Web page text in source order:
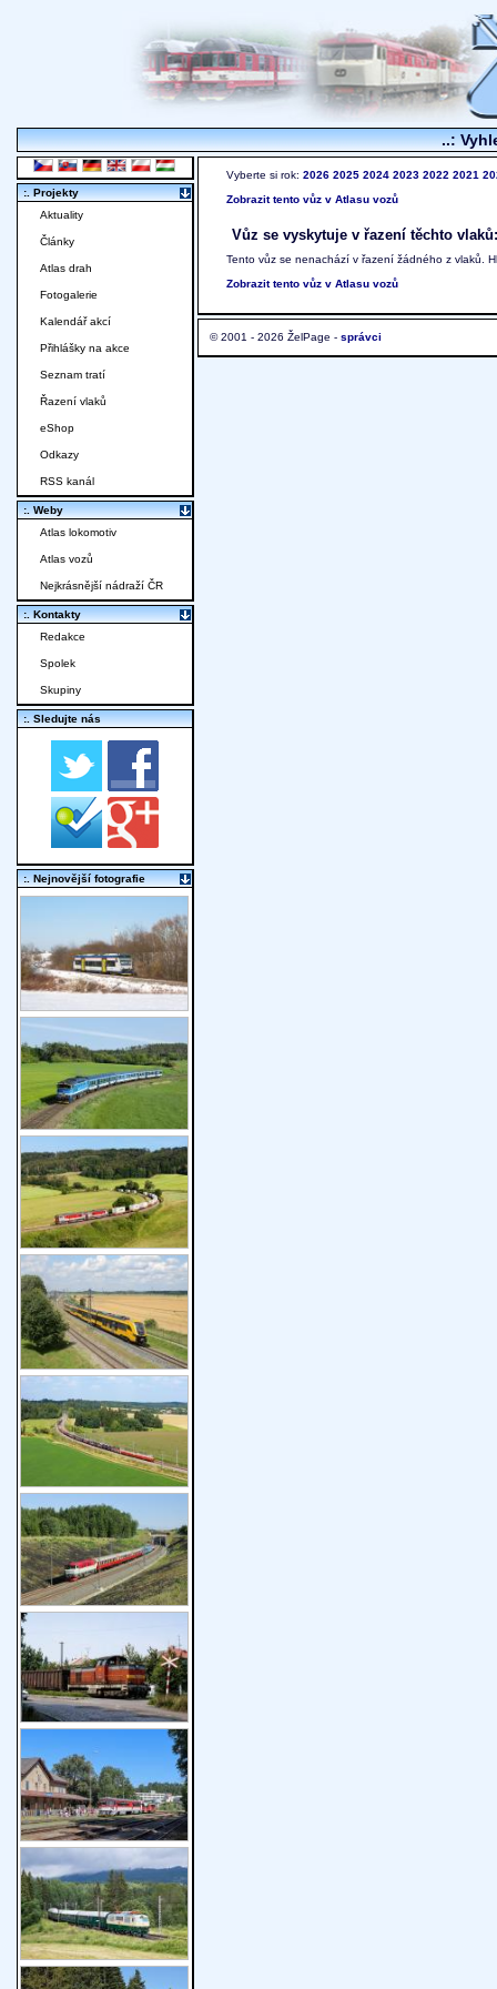
..:
Vyberte si rok: 2026 2025 2024 2023 2022 2021
Zobrazit tento vůz v Atlasu vozů
Vůz se vyskytuje v řazení těchto vlaků:
Tento vůz se nenachází v řazení žádného z vlaků.
Zobrazit tento vůz v Atlasu vozů
© 2001 - 2026 ŽelPage - správci
:. Projekty
Aktuality
Články
Atlas drah
Fotogalerie
Kalendář akcí
Přihlášky na akce
Seznam tratí
Řazení vlaků
eShop
Odkazy
RSS kanál
:. Weby
Atlas lokomotiv
Atlas vozů
Nejkrásnější nádraží ČR
:. Kontakty
Redakce
Spolek
Skupiny
:. Sledujte nás
:. Nejnovější fotografie